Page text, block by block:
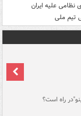
نظامی علیه ایران
راه است؟